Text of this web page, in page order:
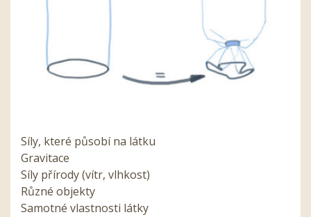
Síly, které působí na látku
Gravitace
Síly přírody (vítr, vlhkost)
Různé objekty
Samotné vlastnosti látky